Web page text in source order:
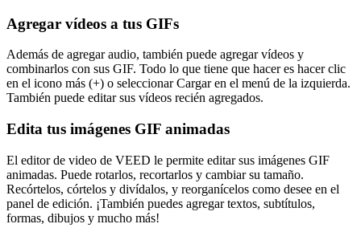
Agregar vídeos a tus GIFs
Además de agregar audio, también puede agregar vídeos y
combinarlos con sus GIF. Todo lo que tiene que hacer es hacer clic
en el icono más (+) o seleccionar Cargar en el menú de la izquierda.
También puede editar sus vídeos recién agregados.
Edita tus imágenes GIF animadas
El editor de video de VEED le permite editar sus imágenes GIF
animadas. Puede rotarlos, recortarlos y cambiar su tamaño.
Recórtelos, córtelos y divídalos, y reorganícelos como desee en el
panel de edición. ¡También puedes agregar textos, subtítulos,
formas, dibujos y mucho más!